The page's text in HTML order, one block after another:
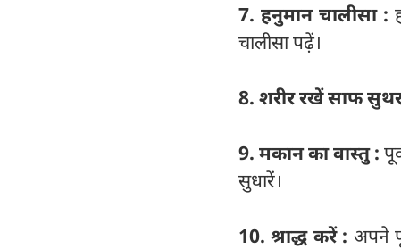
7. हनुमान चालीसा :
चालीसा पढ़ें।
8. शरीर रखें साफ
9. मकान का वास्तु :
सुधारें।
10. श्राद्ध करें : अपने